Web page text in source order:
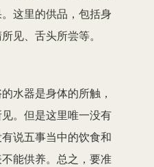
这里的供品，包括身
见、舌头所尝等。
水器是身体的所触，
。但是这里唯一没有
说五事当中的饮食和
能供养。总之，要准